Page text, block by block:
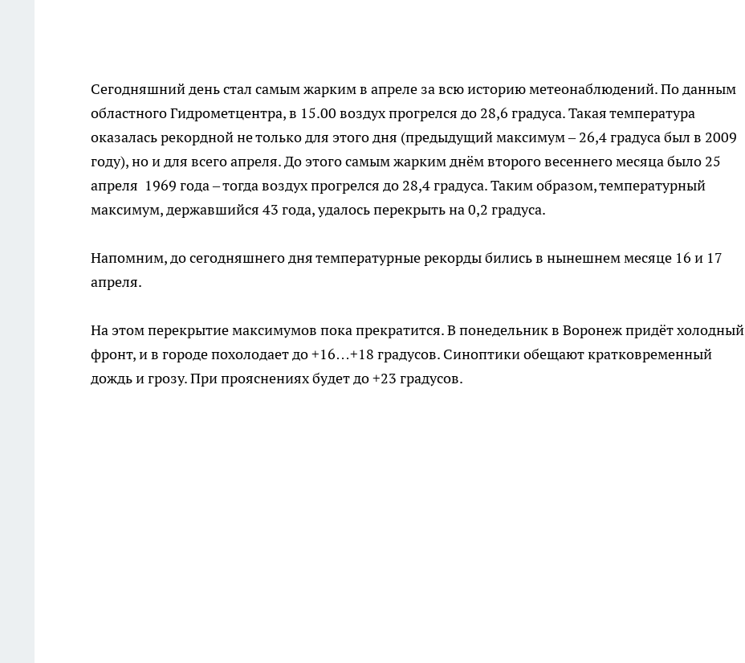
Сегодняшний день стал самым жарким в апреле за всю историю метеонаблюдений. По данным
областного Гидрометцентра, в 15.00 воздух прогрелся до 28,6 градуса. Такая температура
оказалась рекордной не только для этого дня (предыдущий максимум – 26,4 градуса был в 2009
году), но и для всего апреля. До этого самым жарким днём второго весеннего месяца было 25
апреля 1969 года – тогда воздух прогрелся до 28,4 градуса. Таким образом, температурный
максимум, державшийся 43 года, удалось перекрыть на 0,2 градуса.
Напомним, до сегодняшнего дня температурные рекорды бились в нынешнем месяце 16 и 17
апреля.
На этом перекрытие максимумов пока прекратится. В понедельник в Воронеж придёт холодный
фронт, и в городе похолодает до +16…+18 градусов. Синоптики обещают кратковременный
дождь и грозу. При прояснениях будет до +23 градусов.